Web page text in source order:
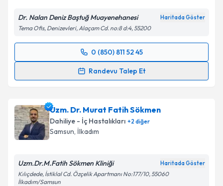
Dr. Nalan Deniz Baştuğ Muayenehanesi Haritada Göster
Tema Ofis, Denizevleri, Alaçam Cd. no:8 d:4, 55200
0 (850) 811 52 45
Randevu Talep Et
Randevu Takvimi Talebi
takvim hazırlandığında e-posta ile bilgilendireceğiz.
E-posta Adresiniz
Kişisel verilerimin işlenmesine ilişkinAydınlatma
Uzm. Dr. Murat Fatih Sökmen
Dahiliye - İç Hastalıkları +2 diğer
Samsun, İlkadım
Uzm.Dr.M.Fatih Sökmen Kliniği Haritada Göster
Kılıçdede, İstiklal Cd. Özçelik Apartmanı No:177/10, 55060
İlkadım/Samsun